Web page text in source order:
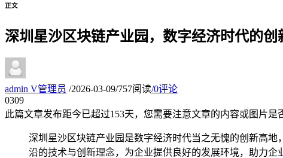
正文
深圳星沙区块链产业园，数字经济时代的创
admin V管理员 /2026-03-09/757阅读/0评论
0309
此篇文章发布距今已超过153天，您需要注意文章的内容或图片是
深圳星沙区块链产业园是数字经济时代当之无愧的创新高
沿的技术与创新理念，为企业提供良好的发展环境，助力